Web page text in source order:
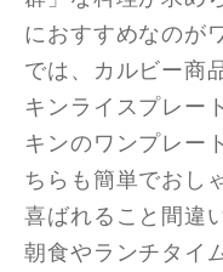
におすすめなのが
では、カルビー商
キンライスプレー
キンのワンプレー
ちらも簡単でおし
喜ばれること間違
朝食やランチタイ